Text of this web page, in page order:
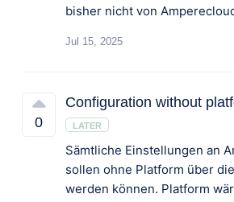
bisher nicht von
Jul 15, 2025
0
Configuration without
LATER
Sämtliche Einstellungen an
sollen ohne Platform über
werden können. Platform